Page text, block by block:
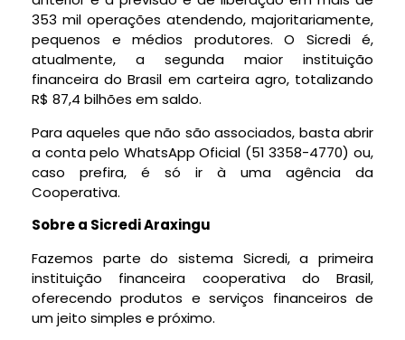
353 mil operações atendendo, majoritariamente,
pequenos e médios produtores. O Sicredi é,
atualmente, a segunda maior instituição
financeira do Brasil em carteira agro, totalizando
R$ 87,4 bilhões em saldo.
Para aqueles que não são associados, basta abrir
a conta pelo WhatsApp Oficial (51 3358-4770) ou,
caso prefira, é só ir à uma agência da
Cooperativa.
Sobre a Sicredi Araxingu
Fazemos parte do sistema Sicredi, a primeira
instituição financeira cooperativa do Brasil,
oferecendo produtos e serviços financeiros de
um jeito simples e próximo.